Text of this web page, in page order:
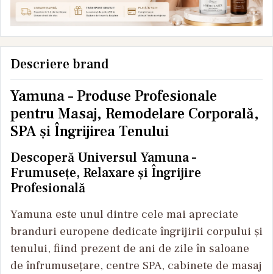
Descriere brand
Yamuna – Produse Profesionale
pentru Masaj, Remodelare Corporală,
SPA și Îngrijirea Tenului
Descoperă Universul Yamuna –
Frumusețe, Relaxare și Îngrijire
Profesională
Yamuna este unul dintre cele mai apreciate
branduri europene dedicate îngrijirii corpului și
tenului, fiind prezent de ani de zile în saloane
de înfrumusețare, centre SPA, cabinete de masaj